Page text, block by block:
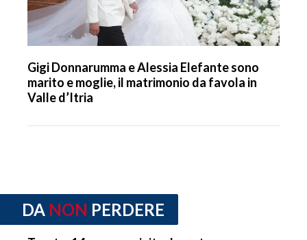
Gigi Donnarumma e Alessia Elefante sono
marito e moglie, il matrimonio da favola in
Valle d’Itria
DA NON PERDERE